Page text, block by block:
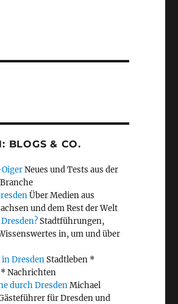
BLOGS & CO.
Neues und Tests aus der
Über Medien aus
und dem Rest der Welt
Stadtführungen,
in, um und über
DresdenStadtleben *
Nachrichten
durch DresdenMichael
für Dresden und